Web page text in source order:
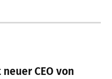
CEO von